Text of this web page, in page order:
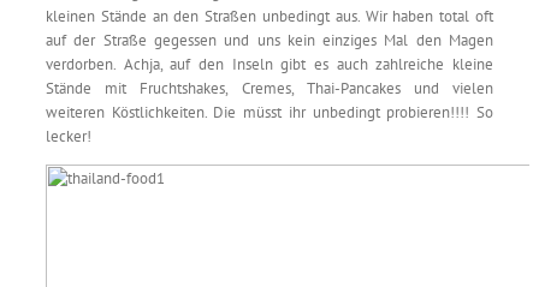
kleinen Stände an den Straßen unbedingt aus. Wir haben total oft
auf der Straße gegessen und uns kein einziges Mal den Magen
verdorben. Achja, auf den Inseln gibt es auch zahlreiche kleine
Stände mit Fruchtshakes, Cremes, Thai-Pancakes und vielen
weiteren Köstlichkeiten. Die müsst ihr unbedingt probieren!!!! So
lecker!